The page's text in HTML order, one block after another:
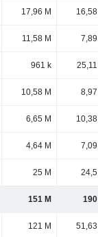
17,96 M 16,58
11,58 M 7,89
961 k 25,11
10,58 M 8,97
6,65 M 10,38
4,64 M 7,09
25 M 24,5
151 M 190
121 M 51,63